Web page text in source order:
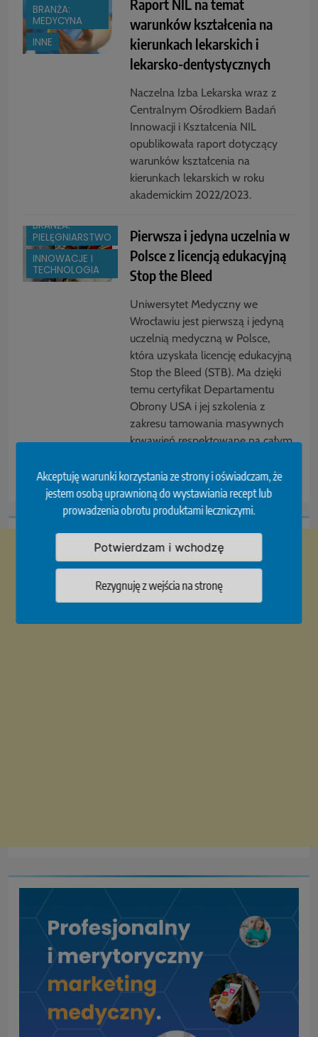
Akceptuję warunki korzystania ze strony i oświadczam, że
jestem osobą uprawnioną do wystawiania recept lub
prowadzenia obrotu produktami leczniczymi.
Potwierdzam i wchodzę
Rezygnuję z wejścia na stronę
BRANŻA:
MEDYCYNA
INNE
Raport NIL na temat
warunków kształcenia na
kierunkach lekarskich i
lekarsko-dentystycznych
Naczelna Izba Lekarska wraz z
Centralnym Ośrodkiem Badań
Innowacji i Kształcenia NIL
opublikowała raport dotyczący
warunków kształcenia na
kierunkach lekarskich w roku
akademickim 2022/2023.
BRANŻA:
PIELĘGNIARSTWO
INNOWACJE I
TECHNOLOGIA
Pierwsza i jedyna uczelnia w
Polsce z licencją edukacyjną
Stop the Bleed
Uniwersytet Medyczny we
Wrocławiu jest pierwszą i jedyną
uczelnią medyczną w Polsce,
która uzyskała licencję edukacyjną
Stop the Bleed (STB). Ma dzięki
temu certyfikat Departamentu
Obrony USA i jej szkolenia z
zakresu tamowania masywnych
krwawień respektowane na całym